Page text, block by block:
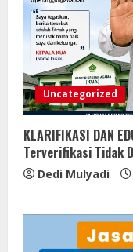
Uncategorized
KLARIFIKASI DAN
Terverifikasi Tidak
Dedi Mulyadi